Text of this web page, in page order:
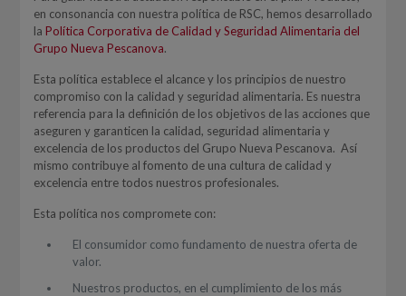
en consonancia con nuestra política de RSC, hemos desarrollado
la Política Corporativa de Calidad y Seguridad Alimentaria del
Grupo Nueva Pescanova.
Esta política establece el alcance y los principios de nuestro
compromiso con la calidad y seguridad alimentaria. Es nuestra
referencia para la definición de los objetivos de las acciones que
aseguren y garanticen la calidad, seguridad alimentaria y
excelencia de los productos del Grupo Nueva Pescanova. Así
mismo contribuye al fomento de una cultura de calidad y
excelencia entre todos nuestros profesionales.
Esta política nos compromete con:
El consumidor como fundamento de nuestra oferta de
valor.
Nuestros productos, en el cumplimiento de los más